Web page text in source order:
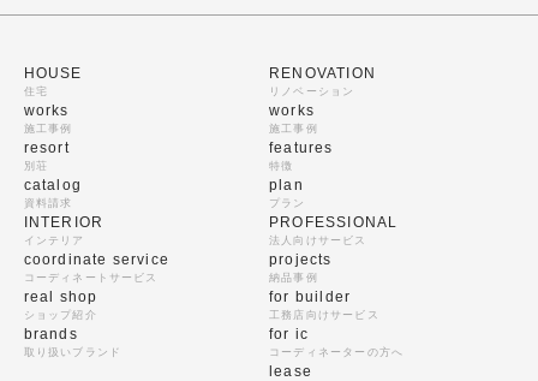
HOUSE
住宅
works
施工事例
resort
別荘
catalog
資料請求
RENOVATION
リノベーション
works
施工事例
features
特徴
plan
プラン
INTERIOR
インテリア
coordinate service
コーディネートサービス
real shop
ショップ紹介
brands
取り扱いブランド
PROFESSIONAL
法人向けサービス
projects
納品事例
for builder
工務店向けサービス
for ic
コーディネーターの方へ
lease